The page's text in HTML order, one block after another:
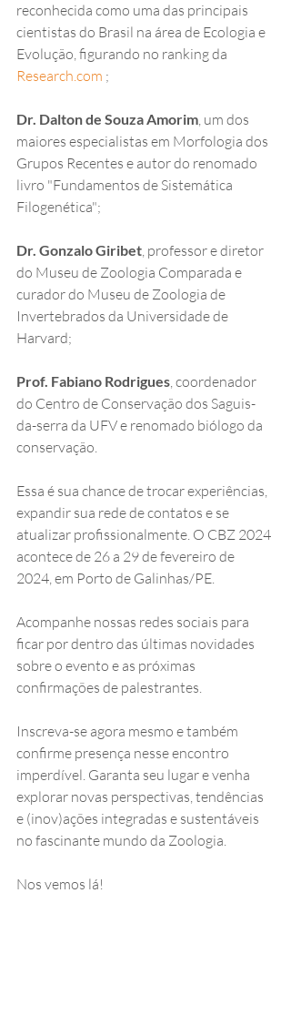
reconhecida como uma das principais
cientistas do Brasil na área de Ecologia e
Evolução, figurando no ranking da
Research.com ;
Dr. Dalton de Souza Amorim, um dos
maiores especialistas em Morfologia dos
Grupos Recentes e autor do renomado
livro "Fundamentos de Sistemática
Filogenética";
Dr. Gonzalo Giribet, professor e diretor
do Museu de Zoologia Comparada e
curador do Museu de Zoologia de
Invertebrados da Universidade de
Harvard;
Prof. Fabiano Rodrigues, coordenador
do Centro de Conservação dos Saguis-
da-serra da UFV e renomado biólogo da
conservação.
Essa é sua chance de trocar experiências,
expandir sua rede de contatos e se
atualizar profissionalmente. O CBZ 2024
acontece de 26 a 29 de fevereiro de
2024, em Porto de Galinhas/PE.
Acompanhe nossas redes sociais para
ficar por dentro das últimas novidades
sobre o evento e as próximas
confirmações de palestrantes.
Inscreva-se agora mesmo e também
confirme presença nesse encontro
imperdível. Garanta seu lugar e venha
explorar novas perspectivas, tendências
e (inov)ações integradas e sustentáveis
no fascinante mundo da Zoologia.
Nos vemos lá!